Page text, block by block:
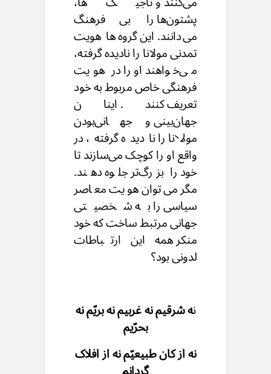
پشتون‌ها را بی‌فرهنگ
می‌‌دانند. این گروه‌ها هویت
تمدنی مولانا را نادیده گرفته،
می‌خواهند او را در هویت
فرهنگی خاص مربوط به خود
تعریف کنند. اینان
جهان‌بینی و جهانی‌بودن
مولانا را نادیده گرفته، در
واقع او را کوچک می‌‌سازند تا
خود را بزرگ‌تر جلوه دهند.
مگر می‌توان هویت معاصر
سیاسی را به شخصیتی
جهانی مرتبط ساخت که خود
منکر همه این ارتباطات
لدونی بود؟
نه شرقیم نه غربیم نه بریّم نه
بحرّیم
نه از کان طبیعیّم نه از افلاک